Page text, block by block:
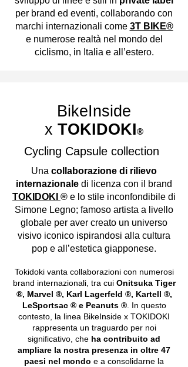
per brand ed eventi, collaborando con
marchi internazionali come 3T BIKE®
e numerose realtà nel mondo del
ciclismo, in Italia e all’estero.
BikeInside
x TOKIDOKI®
Cycling Capsule collection
Una collaborazione di rilievo
internazionale di licenza con il brand
TOKIDOKI ® e lo stile inconfondibile di
Simone Legno; famoso artista a livello
globale per aver creato un universo
visivo iconico ispirandosi alla cultura
pop e all’estetica giapponese.
Tokidoki vanta collaborazioni con numerosi
brand internazionali, tra cui Onitsuka Tiger
®, Marvel ®, Karl Lagerfeld ®, Kartell ®,
LeSportsac ® e Peanuts ®. In questo
contesto, la linea BikeInside x TOKIDOKI
rappresenta un traguardo per noi
significativo, che ha contribuito ad
ampliare la nostra presenza in oltre 47
paesi nel mondo e a consolidarne la